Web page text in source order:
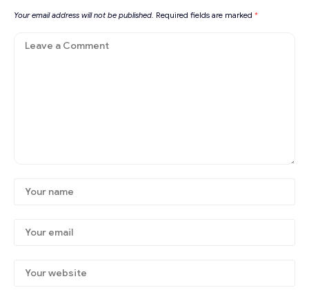
Your email address will not be published. Required fields are marked *